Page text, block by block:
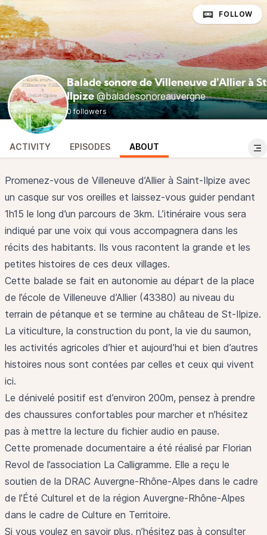
Balade sonore de Villeneuve d'Allier à St
Ilpize @baladesonoreauvergne
0 followers
FOLLOW
ACTIVITY EPISODES ABOUT
Promenez-vous de Villeneuve d’Allier à Saint-Ilpize avec
un casque sur vos oreilles et laissez-vous guider pendant
1h15 le long d’un parcours de 3km. L’itinéraire vous sera
indiqué par une voix qui vous accompagnera dans les
récits des habitants. Ils vous racontent la grande et les
petites histoires de ces deux villages.
Cette balade se fait en autonomie au départ de la place
de l’école de Villeneuve d’Allier (43380) au niveau du
terrain de pétanque et se termine au château de St-Ilpize.
La viticulture, la construction du pont, la vie du saumon,
les activités agricoles d’hier et aujourd’hui et bien d’autres
histoires nous sont contées par celles et ceux qui vivent
ici.
Le dénivelé positif est d’environ 200m, pensez à prendre
des chaussures confortables pour marcher et n’hésitez
pas à mettre la lecture du fichier audio en pause.
Cette promenade documentaire a été réalisé par Florian
Revol de l’association La Calligramme. Elle a reçu le
soutien de la DRAC Auvergne-Rhône-Alpes dans le cadre
de l’Été Culturel et de la région Auvergne-Rhône-Alpes
dans le cadre de Culture en Territoire.
Si vous voulez en savoir plus, n’hésitez pas à consulter